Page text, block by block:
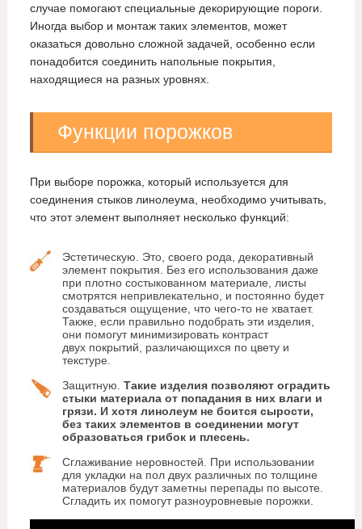
случае помогают специальные декорирующие пороги.
Иногда выбор и монтаж таких элементов, может
оказаться довольно сложной задачей, особенно если
понадобится соединить напольные покрытия,
находящиеся на разных уровнях.
Функции порожков
При выборе порожка, который используется для
соединения стыков линолеума, необходимо учитывать,
что этот элемент выполняет несколько функций:
Эстетическую. Это, своего рода, декоративный
элемент покрытия. Без его использования даже
при плотно состыкованном материале, листы
смотрятся непривлекательно, и постоянно будет
создаваться ощущение, что чего-то не хватает.
Также, если правильно подобрать эти изделия,
они помогут минимизировать контраст
двух покрытий, различающихся по цвету и
текстуре.
Защитную. Такие изделия позволяют оградить
стыки материала от попадания в них влаги и
грязи. И хотя линолеум не боится сырости,
без таких элементов в соединении могут
образоваться грибок и плесень.
Сглаживание неровностей. При использовании
для укладки на пол двух различных по толщине
материалов будут заметны перепады по высоте.
Сгладить их помогут разноуровневые порожки.